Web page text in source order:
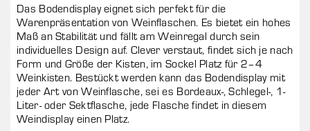
Das Bodendisplay eignet sich perfekt für die
Warenpräsentation von Weinflaschen. Es bietet ein hohes
Maß an Stabilität und fällt am Weinregal durch sein
individuelles Design auf. Clever verstaut, findet sich je nach
Form und Größe der Kisten, im Sockel Platz für 2–4
Weinkisten. Bestückt werden kann das Bodendisplay mit
jeder Art von Weinflasche, sei es Bordeaux-, Schlegel-, 1-
Liter- oder Sektflasche, jede Flasche findet in diesem
Weindisplay einen Platz.